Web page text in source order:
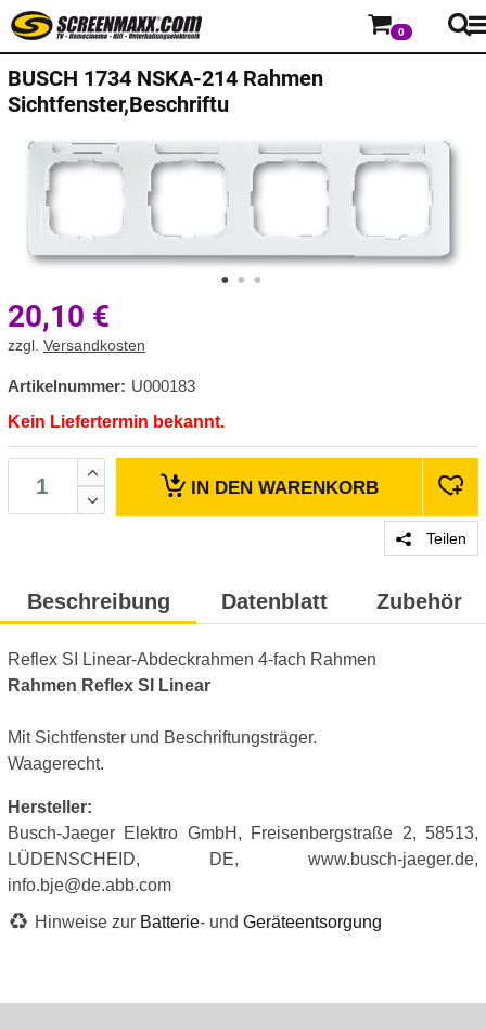
0
BUSCH 1734 NSKA-214 Rahmen
Sichtfenster,Beschriftu
20,10 €
zzgl. Versandkosten
Artikelnummer: U000183
Kein Liefertermin bekannt.
IN DEN WARENKORB
Teilen
Beschreibung Datenblatt Zubehör
Reflex SI Linear-Abdeckrahmen 4-fach Rahmen
Rahmen Reflex SI Linear
Mit Sichtfenster und Beschriftungsträger.
Waagerecht.
Hersteller:
Busch-Jaeger Elektro GmbH, Freisenbergstraße 2, 58513,
LÜDENSCHEID, DE, www.busch-jaeger.de,
info.bje@de.abb.com
Hinweise zur Batterie- und Geräteentsorgung